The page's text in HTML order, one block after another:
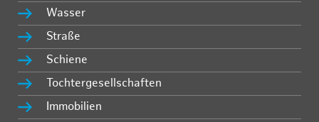
Wasser
Straße
Schiene
Tochtergesellschaften
Immobilien